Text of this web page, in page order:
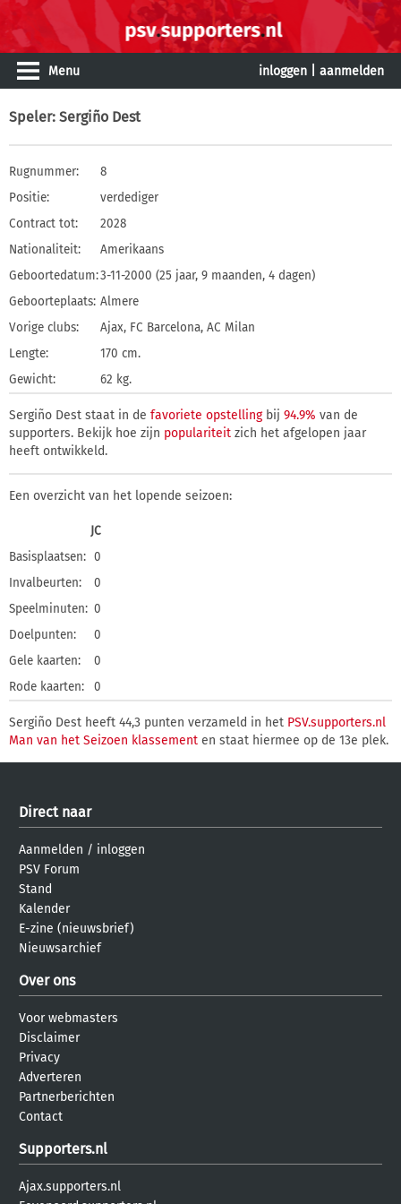
Menu inloggen aanmelden
Speler: Sergiño Dest
Rugnummer:
8
Positie:
verdediger
Contract tot:
2028
Nationaliteit:
Amerikaans
Geboortedatum:3-11-2000 (25 jaar, 9 maanden, 4 dagen)
Geboorteplaats: Almere
Vorige clubs:
Ajax, FC Barcelona, AC Milan
Lengte:
170 cm.
Gewicht:
62 kg.
Sergiño Dest staat in de favoriete opstellingbij 94.9% van de
supporters. Bekijk hoe zijn populariteit zich het afgelopen jaar
heeft ontwikkeld.
Een overzicht van het lopende seizoen:
JC
Basisplaatsen: 0
Invalbeurten:
0
Speelminuten: 0
Doelpunten:
0
Gele kaarten:
0
Rode kaarten:
0
Sergiño Dest heeft 44,3 punten verzameld in het PSV.supporters.nl
Man van het Seizoen klassement en staat hiermee op de 13e plek.
Direct naar
Aanmelden / inloggen
PSV Forum
Stand
Kalender
E-zine (nieuwsbrief)
Nieuwsarchief
Over ons
Voor webmasters
Disclaimer
Privacy
Adverteren
Partnerberichten
Contact
Supporters.nl
Ajax.supporters.nl